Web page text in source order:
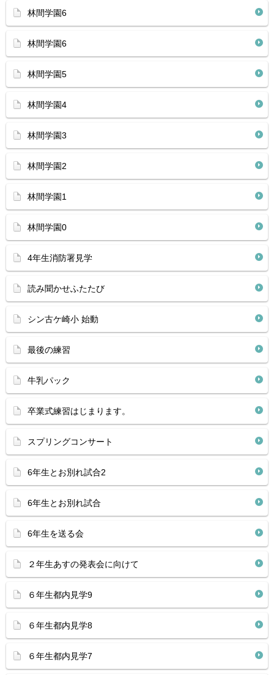
林間学園6
林間学園6
林間学園5
林間学園4
林間学園3
林間学園2
林間学園1
林間学園0
4年生消防署見学
読み聞かせふたたび
シン古ケ崎小 始動
最後の練習
牛乳パック
卒業式練習はじまります。
スプリングコンサート
6年生とお別れ試合2
6年生とお別れ試合
6年生を送る会
２年生あすの発表会に向けて
６年生都内見学9
６年生都内見学8
６年生都内見学7